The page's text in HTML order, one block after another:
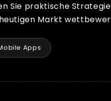
Sie praktische
Markt
Apps